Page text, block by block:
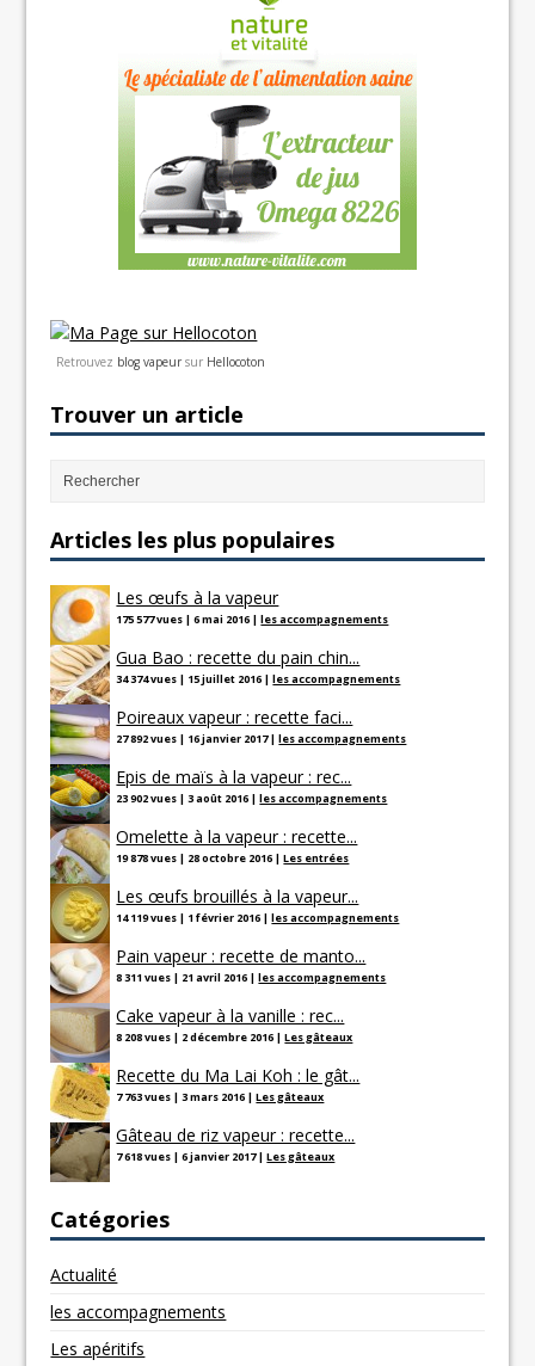
Retrouvez blog vapeur sur Hellocoton
Trouver un article
Articles les plus populaires
Les œufs à la vapeur
175 577 vues |6 mai 2016 |les accompagnements
Gua Bao : recette du pain chin...
34 374 vues | 15 juillet 2016 |les accompagnements
Poireaux vapeur : recette faci...
27 892 vues | 16 janvier 2017|les accompagnements
Epis de maïs à la vapeur : rec...
23 902 vues |3 août 2016 |les accompagnements
Omelette à la vapeur : recette...
19 878 vues | 28 octobre 2016 |Les entrées
Les œufs brouillés à la vapeur...
14 119 vues | 1 février 2016 |les accompagnements
Pain vapeur : recette de manto...
8 311 vues | 21 avril 2016 |les accompagnements
Cake vapeur à la vanille : rec...
8 208 vues | 2 décembre 2016 |Les gâteaux
Recette du Ma Lai Koh : le gât...
7 763 vues |3 mars 2016 |Les gâteaux
Gâteau de riz vapeur : recette...
7 618 vues |6 janvier 2017|Les gâteaux
Catégories
Actualité
les accompagnements
Les apéritifs